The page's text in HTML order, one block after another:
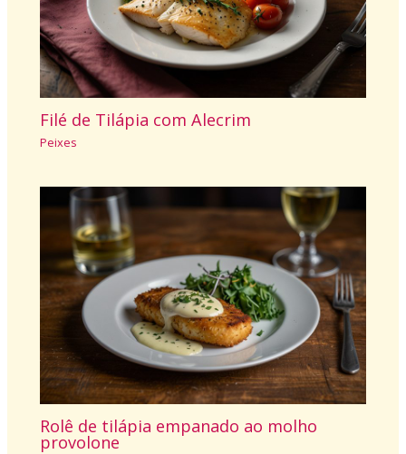
Filé de Tilápia com Alecrim
Peixes
Rolê de tilápia empanado ao molho
provolone